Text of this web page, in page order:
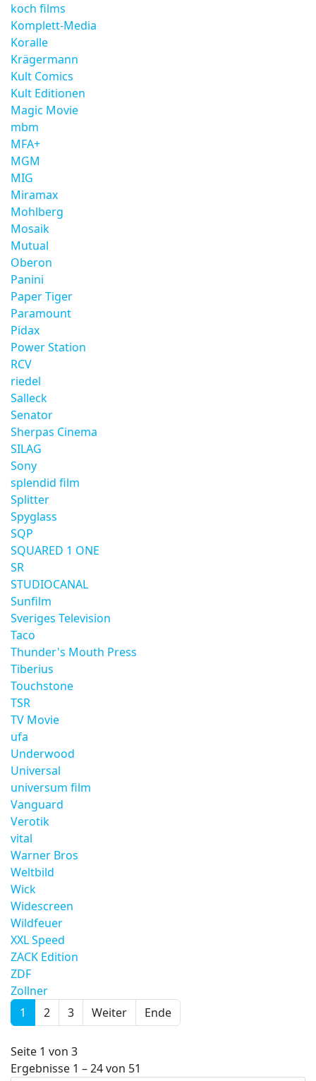
koch films
Komplett-Media
Koralle
Krägermann
Kult Comics
Kult Editionen
Magic Movie
mbm
MFA+
MGM
MIG
Miramax
Mohlberg
Mosaik
Mutual
Oberon
Panini
Paper Tiger
Paramount
Pidax
Power Station
RCV
riedel
Salleck
Senator
Sherpas Cinema
SILAG
Sony
splendid film
Splitter
Spyglass
SQP
SQUARED 1 ONE
SR
STUDIOCANAL
Sunfilm
Sveriges Television
Taco
Thunder's Mouth Press
Tiberius
Touchstone
TSR
TV Movie
ufa
Underwood
Universal
universum film
Vanguard
Verotik
vital
Warner Bros
Weltbild
Wick
Widescreen
Wildfeuer
XXL Speed
ZACK Edition
ZDF
Zollner
1
2 3 Weiter Ende
Seite 1 von 3
Ergebnisse 1 – 24 von 51